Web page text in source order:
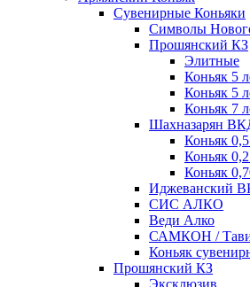
Сувенирные Коньяки
Символы
Прошянский КЗ
Элитные
Коньяк 5
Коньяк 5
Коньяк 7
Шахназарян
Коньяк
Коньяк
Коньяк
Иджеванский
СИС АЛКО
Веди Алко
САМКОН /
Коньяк
Прошянский КЗ
Эксклюзив